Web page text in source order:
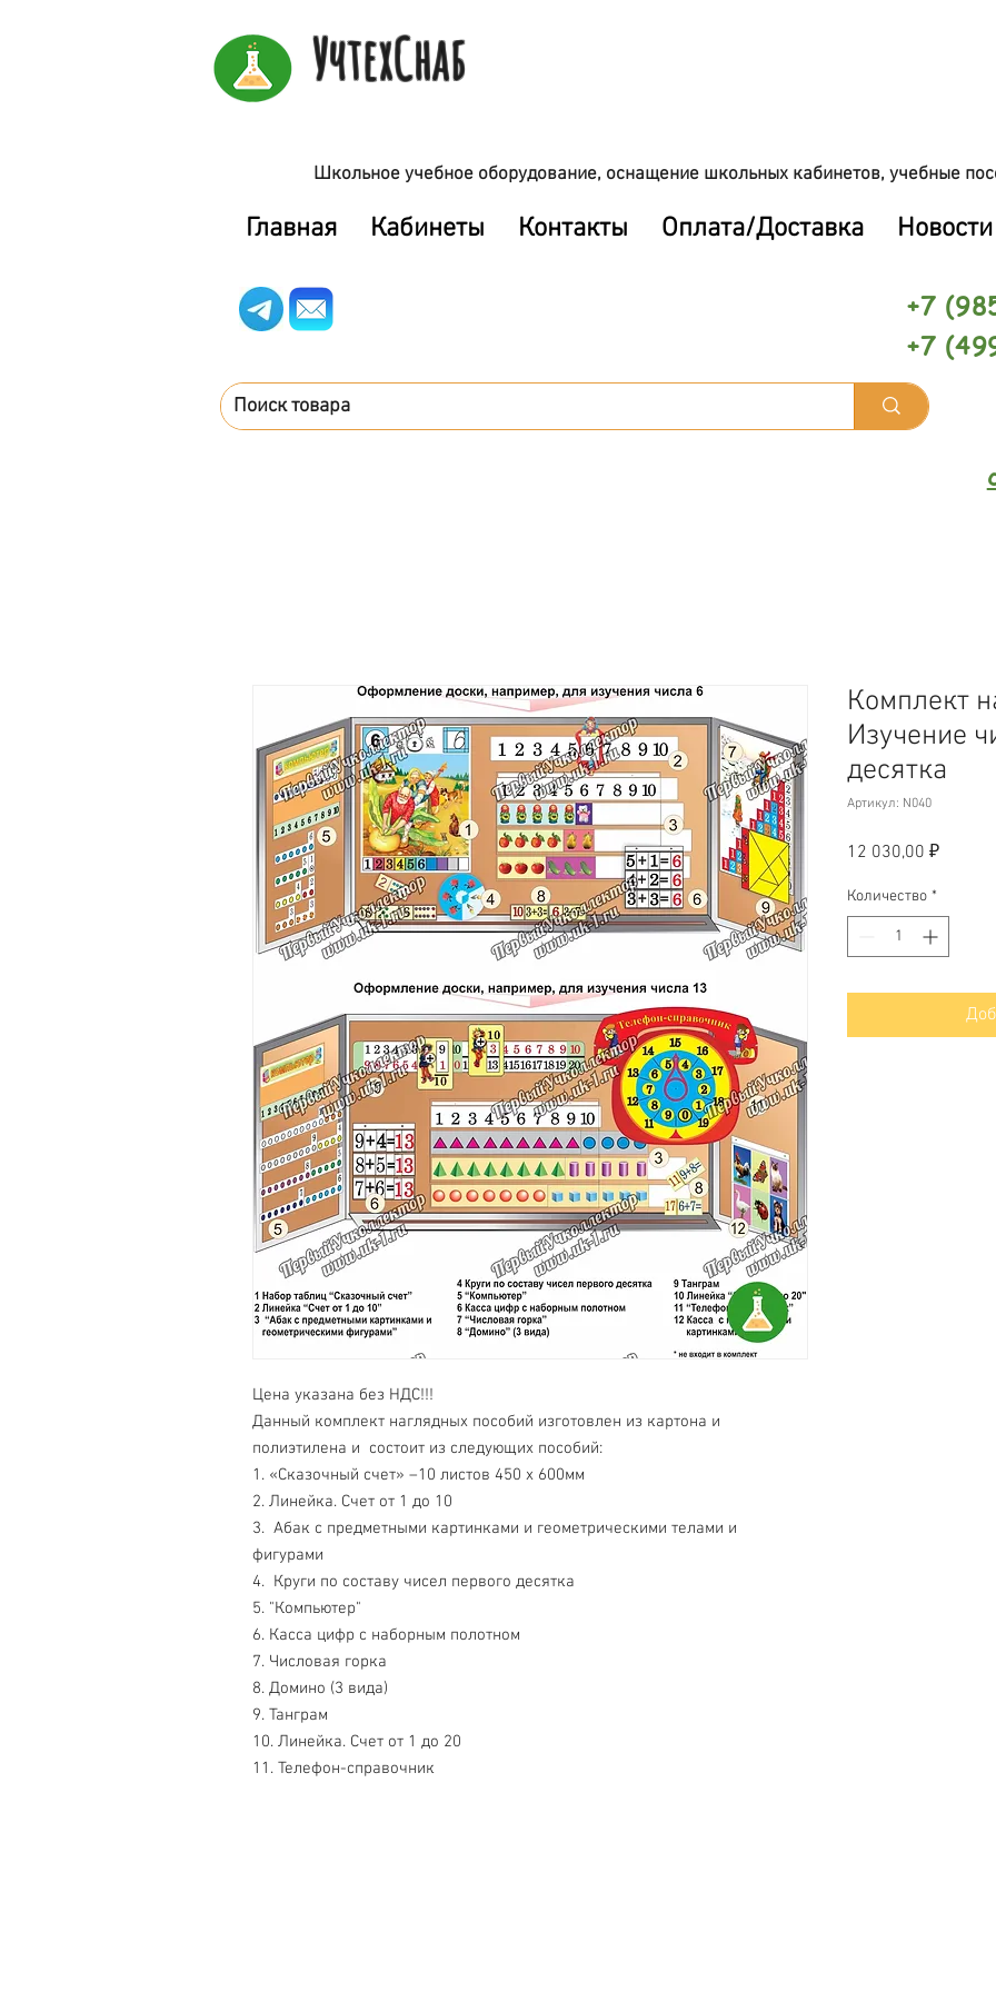
УчтехСнаб
Школьное учебное оборудование, оснащение школьных кабинетов, учебные
Главная Кабинеты Контакты Оплата/Доставка Новости
+7
+7
Цена указана без НДС!!!
Данный комплект наглядных пособий изготовлен из картона и
полиэтилена и состоит из следующих пособий:
1. «Сказочный счет» –10 листов 450 х 600мм
2. Линейка. Счет от 1 до 10
3. Абак с предметными картинками и геометрическими телами и
фигурами
4. Круги по составу чисел первого десятка
5. "Компьютер"
6. Касса цифр с наборным полотном
7. Числовая горка
8. Домино (3 вида)
9. Танграм
10. Линейка. Счет от 1 до 20
11. Телефон-справочник
Комплект
Изучение
десятка
Артикул: N040
12 030,00 ₽Цена
Количество *